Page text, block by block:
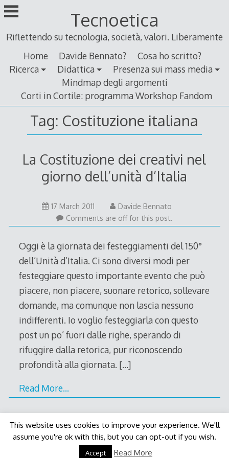
Skip
to
Tecnoetica
Riflettendo su tecnologia, società, valori. Liberamente
Home
Davide Bennato?
Cosa ho scritto?
Ricerca
Didattica
Presenza sui mass media
Mindmap degli argomenti
Corti in Cortile: programma Workshop Fandom
Tag: Costituzione italiana
La Costituzione dei creativi nel
giorno dell’unità d’Italia
17 March 201117
March
2011
Davide Bennato
Comments are off for this post.
Oggi è la giornata dei festeggiamenti del 150°
dell’Unità d’Italia. Ci sono diversi modi per
festeggiare questo importante evento che può
piacere, non piacere, suonare retorico, sollevare
domande, ma comunque non lascia nessuno
indifferenti. Io voglio festeggiarla con questo
post un po’ fuori dalle righe, sperando di
rifuggire dalla retorica, pur riconoscendo
profondità alla giornata. […]
Read More…
Decode Themeby Macho Themes
This website uses cookies to improve your experience. We'll
assume you're ok with this, but you can opt-out if you wish.
Accept Read More